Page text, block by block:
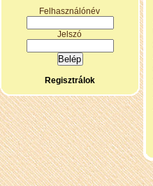
Felhasználónév
Jelszó
Regisztrálok